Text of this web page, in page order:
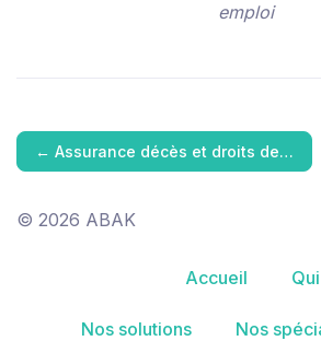
emploi
← Assurance décès et droits de…
© 2026 ABAK
Accueil
Nos solutions Nos